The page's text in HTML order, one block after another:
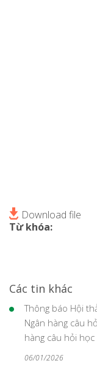
Download file
Từ khóa:
Các tin khác
Thông báo Hội
Ngân hàng câu
hàng câu hỏi học
06/01/2026